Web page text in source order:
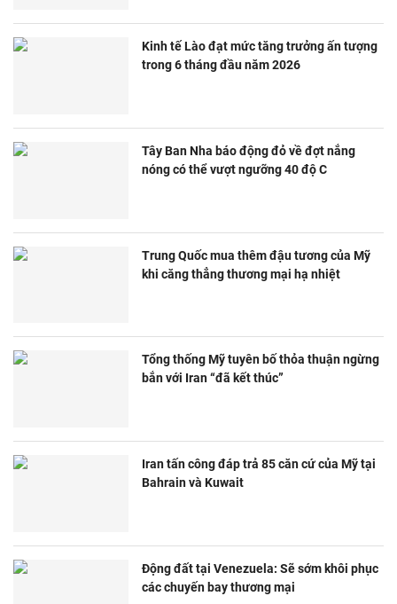
Kinh tế Lào đạt mức tăng trưởng ấn tượng
trong 6 tháng đầu năm 2026
Tây Ban Nha báo động đỏ về đợt nắng
nóng có thể vượt ngưỡng 40 độ C
Trung Quốc mua thêm đậu tương của Mỹ
khi căng thẳng thương mại hạ nhiệt
Tổng thống Mỹ tuyên bố thỏa thuận ngừng
bắn với Iran “đã kết thúc”
Iran tấn công đáp trả 85 căn cứ của Mỹ tại
Bahrain và Kuwait
Động đất tại Venezuela: Sẽ sớm khôi phục
các chuyến bay thương mại